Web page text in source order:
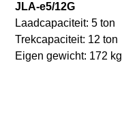
JLA-e5/12G
Laadcapaciteit: 5 ton
Trekcapaciteit: 12 ton
Eigen gewicht: 172 kg